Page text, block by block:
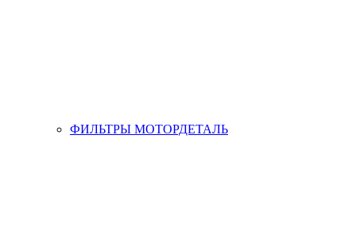
ФИЛЬТРЫ МОТОРДЕТАЛЬ